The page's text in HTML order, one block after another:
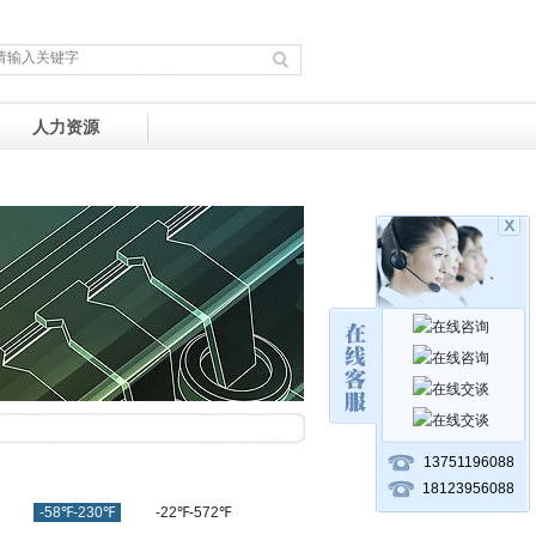
人力资源
-58℉-230℉ -22℉-572℉
13751196088
18123956088